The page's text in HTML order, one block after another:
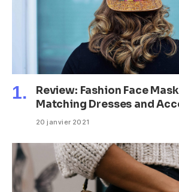
Review: Fashion Face
Matching Dresses and
20 janvier 2021